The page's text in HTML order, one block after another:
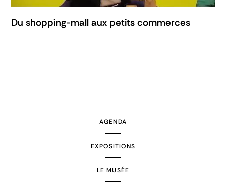
Du shopping-mall aux petits commerces
AGENDA
EXPOSITIONS
LE MUSÉE